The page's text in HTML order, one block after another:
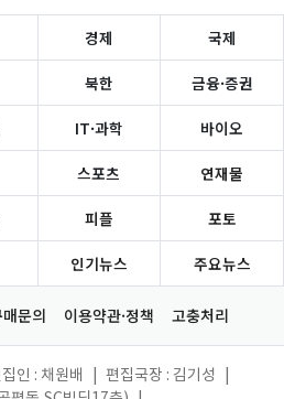
경제 국제
북한 금융·증권
IT·과학 바이오
스포츠 연재물
피플 포토
인기뉴스 주요뉴스
문의 이용약관·정책 고충처리
인 : 채원배 편집국장 : 김기성